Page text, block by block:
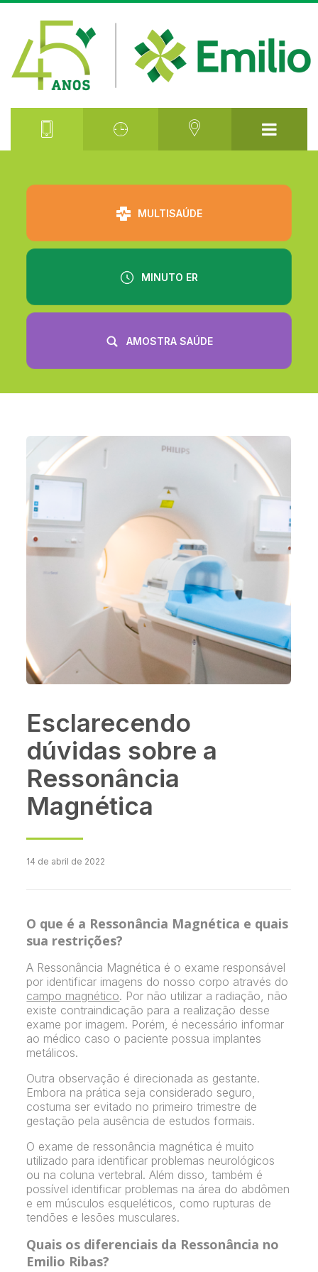
MULTISAÚDE
MINUTO ER
AMOSTRA SAÚDE
Esclarecendo
dúvidas sobre a
Ressonância
Magnética
14 de abril de 2022
O que é a Ressonância Magnética e quais
sua restrições?
A Ressonância Magnética é o exame responsável
por identificar imagens do nosso corpo através do
campo magnético. Por não utilizar a radiação, não
existe contraindicação para a realização desse
exame por imagem. Porém, é necessário informar
ao médico caso o paciente possua implantes
metálicos.
Outra observação é direcionada as gestante.
Embora na prática seja considerado seguro,
costuma ser evitado no primeiro trimestre de
gestação pela ausência de estudos formais.
O exame de ressonância magnética é muito
utilizado para identificar problemas neurológicos
ou na coluna vertebral. Além disso, também é
possível identificar problemas na área do abdômen
e em músculos esqueléticos, como rupturas de
tendões e lesões musculares.
Quais os diferenciais da Ressonância no
Emilio Ribas?